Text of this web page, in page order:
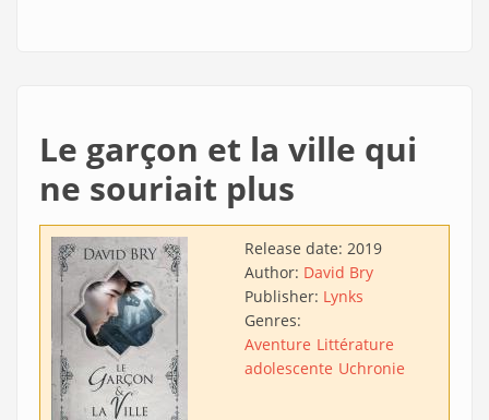
Le garçon et la ville qui
ne souriait plus
Release date: 2019
Author: David Bry
Publisher: Lynks
Genres:
Aventure Littérature
adolescente Uchronie